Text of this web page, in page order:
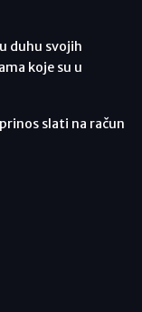
duhu svojih
koje su u
slati na račun